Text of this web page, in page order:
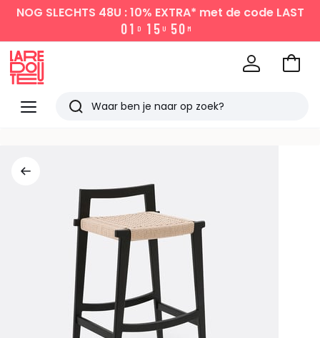
NOG SLECHTS 48U : 10% EXTRA* met de code LAST
01 D 1 5 U 50 M
Menu
Redoute
Zoeken
Naar